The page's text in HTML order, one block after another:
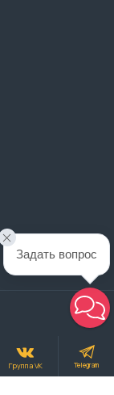
Группа VK Telegram
Задать вопрос